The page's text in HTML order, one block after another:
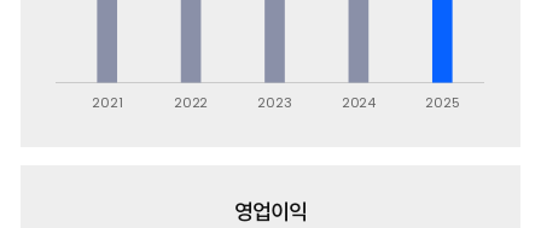
영업이익